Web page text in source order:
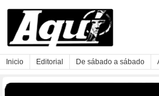
Inicio Editorial De sábado a sábado